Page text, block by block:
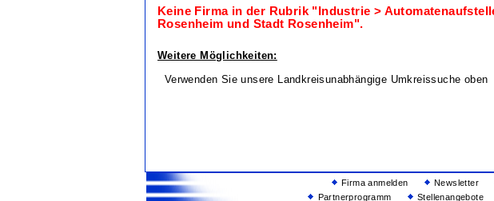
Keine Firma in der Rubrik "Industrie >
Rosenheim und Stadt Rosenheim".
Weitere Möglichkeiten:
Verwenden Sie unsere Landkreisunabhängige Umkreissuche oben
Firma anmelden Newsletter
Partnerprogramm
Stellenangebote